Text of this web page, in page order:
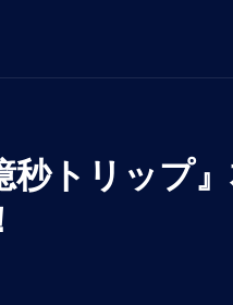
秒トリップ